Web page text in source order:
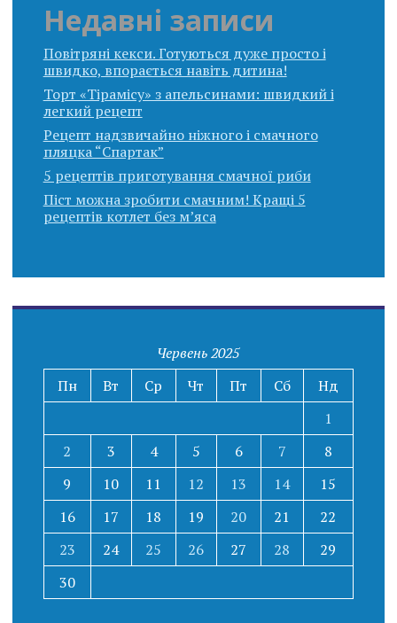
Недавні записи
Повітряні кекси. Готуються дуже просто і
швидко, впорається навіть дитина!
Торт «Тірамісу» з апельсинами: швидкий і
легкий рецепт
Рецепт надзвичайно ніжного і смачного
пляцка “Спартак”
5 рецептів приготування смачної риби
Піст можна зробити смачним! Кращі 5
рецептів котлет без м’яса
Червень 2025
Пн
Вт Ср Чт Пт Сб
Нд
1
2
3 4 5 6 7
8
9
10 11 12 13 14
15
16
17 18 19 20 21
22
23
24 25 26 27 28
29
30